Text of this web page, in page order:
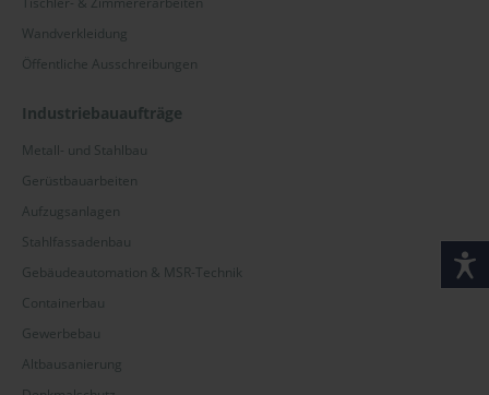
Wandverkleidung
Öffentliche Ausschreibungen
Industriebauaufträge
Metall- und Stahlbau
Gerüstbauarbeiten
Aufzugsanlagen
Stahlfassadenbau
Gebäudeautomation & MSR-Technik
Containerbau
Gewerbebau
Altbausanierung